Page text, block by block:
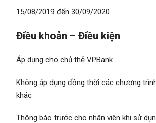
15/08/2019 đến 30/09/2020
Điều khoản – Điều kiện
Áp dụng cho chủ thẻ VPBank
Không áp dụng đồng thời các chương
khác
Thông báo trước cho nhân viên khi sử